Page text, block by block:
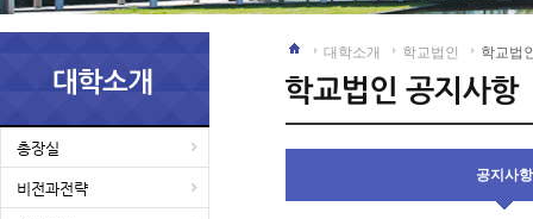
총장실
비전과전략
대학소개 학교법인 학교법
공지사항